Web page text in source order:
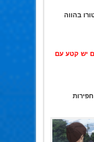
בהווה
יש קטע עם